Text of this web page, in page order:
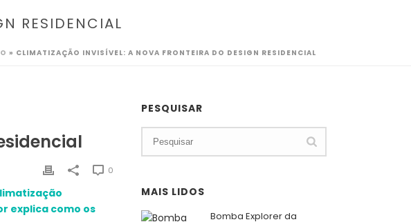
RESIDENCIAL
» CLIMATIZAÇÃO INVISÍVEL: A NOVA FRONTEIRA DO DESIGN RESIDENCIAL
0
explica como os
PESQUISAR
MAIS LIDOS
Bomba Explorer da